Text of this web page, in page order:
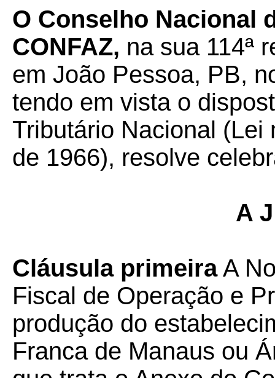
O Conselho Nacional
CONFAZ, na sua 114ª
em João Pessoa, PB,
tendo em vista o
Tributário Nacional (Lei
de 1966), resolve
A
Cláusula primeiraA
Fiscal de Operação e
produção do
Franca de Manaus ou